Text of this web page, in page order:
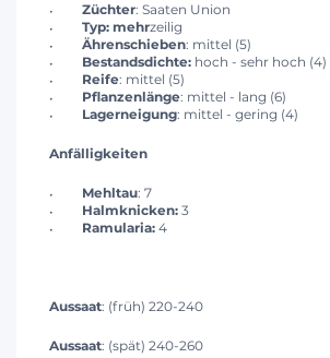
Züchter: Saaten Union
Typ: mehrzeilig
Ährenschieben: mittel (5)
Bestandsdichte: hoch - sehr hoch (4)
Reife: mittel (5)
Pflanzenlänge: mittel - lang (6)
Lagerneigung: mittel - gering (4)
Anfälligkeiten
Mehltau: 7
Halmknicken: 3
Ramularia: 4
Aussaat: (früh) 220-240
Aussaat: (spät) 240-260